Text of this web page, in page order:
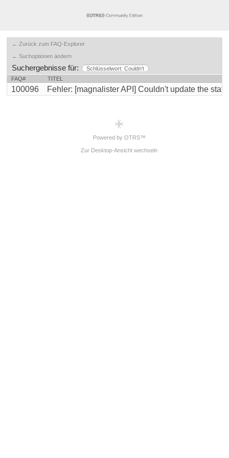
← Zurück zum FAQ-Explorer
← Suchoptionen ändern
Suchergebnisse für:
Schlüsselwort: Couldn't
FAQ#
TITEL
100096 Fehler: [magnalister API] Couldn't update the stat
Powered by OTRS™
Zur Desktop-Ansicht wechseln